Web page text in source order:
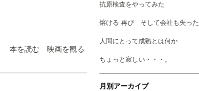
抗原検査をやってみた
熔ける 再び そして会社も失った
人間にとって成熟とは何か
ちょっと寂しい・・・。
月別アーカイブ
本を読む 映画を観る